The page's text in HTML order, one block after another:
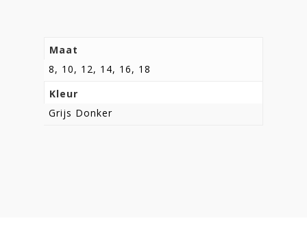
Maat
8, 10, 12, 14, 16, 18
Kleur
Grijs Donker